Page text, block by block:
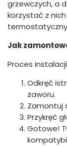
grzewczych, a
korzystać z
Jak
Proces
Odkręć
zaworu.
Zamontuj
Przykręć
Gotowe!